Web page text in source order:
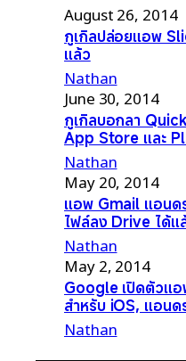
August 26, 2014
กูเกิลปล่อยแอพ
แล้ว
Nathan
June 30, 2014
กูเกิลบอกลา
App Store และ
Nathan
May 20, 2014
แอพ Gmail แอนด
ไฟล์ลง Drive ได้แ
Nathan
May 2, 2014
Google เปิดตัวแ
สำหรับ iOS, แอน
Nathan